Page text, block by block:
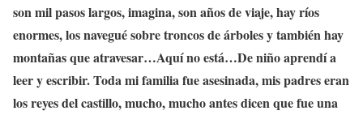
son mil pasos largos, imagina, son años de viaje, hay ríos
enormes, los navegué sobre troncos de árboles y también hay
montañas que atravesar…Aquí no está…De niño aprendí a
leer y escribir. Toda mi familia fue asesinada, mis padres eran
los reyes del castillo, mucho, mucho antes dicen que fue una